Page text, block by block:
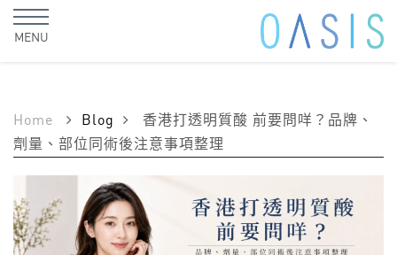
MENU
Home Blog
香港打透明質酸 前要問咩？品牌、
劑量、部位同術後注意事項整理